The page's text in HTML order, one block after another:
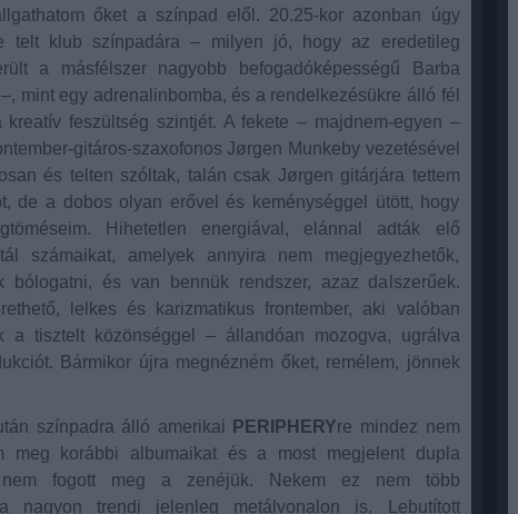
őket a színpad elől. 20.25-kor azonban úgy
telt klub színpadára – milyen jó, hogy az eredetileg
a másfélszer nagyobb befogadóképességű Barba
mint egy adrenalinbomba, és a rendelkezésükre álló fél
kreatív feszültség szintjét. A fekete – majdnem-egyen –
gitáros-szaxofonos Jørgen Munkeby vezetésével
és telten szóltak, talán csak Jørgen gitárjára tettem
de a dobos olyan erővel és keménységgel ütött, hogy
Hihetetlen energiával, elánnal adták elő
számaikat, amelyek annyira nem megjegyezhetők,
bólogatni, és van bennük rendszer, azaz dalszerűek.
lelkes és karizmatikus frontember, aki valóban
a tisztelt közönséggel – állandóan mozogva, ugrálva
Bármikor újra megnézném őket, remélem, jönnek
színpadra álló amerikai
PERIPHERYre mindez nem
meg korábbi albumaikat és a most megjelent dupla
nem fogott meg a zenéjük. Nekem ez nem több
nagyon trendi jelenleg metálvonalon is. Lebutított